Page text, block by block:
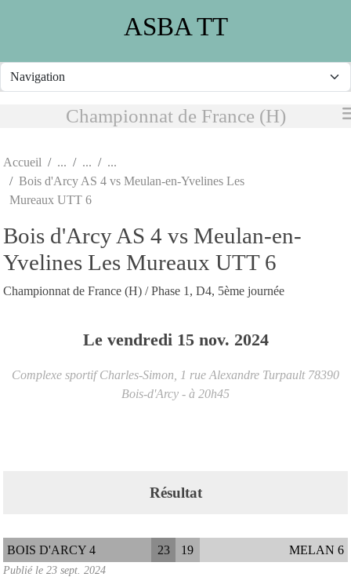
ASBA TT
Championnat de France (H)
Accueil
Bois d'Arcy AS 4 vs Meulan-en-Yvelines Les
Mureaux UTT 6
Bois d'Arcy AS 4 vs Meulan-en-
Yvelines Les Mureaux UTT 6
Championnat de France (H) / Phase 1, D4, 5ème journée
Le vendredi 15 nov. 2024
Complexe sportif Charles-Simon, 1 rue Alexandre Turpault 78390
Bois-d'Arcy - à 20h45
Résultat
BOIS D'ARCY 4 23 19 MELAN 6
Publié le 23 sept. 2024